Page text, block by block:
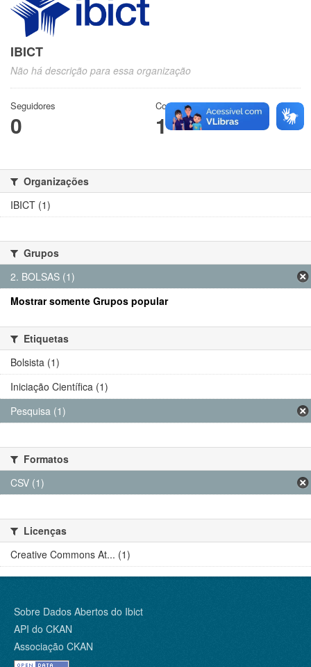
IBICT
Não há descrição para essa organização
Seguidores
0
Conjuntos de dados
1
Organizações
IBICT (1)
Grupos
2. BOLSAS (1)
Mostrar somente Grupos popular
Etiquetas
Bolsista (1)
Iniciação Científica (1)
Pesquisa (1)
Formatos
CSV (1)
Licenças
Creative Commons At... (1)
Sobre Dados Abertos do Ibict
API do CKAN
Associação CKAN